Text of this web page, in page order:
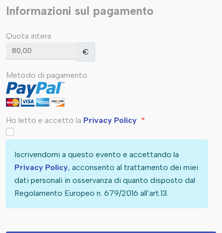
Informazioni sul pagamento
Quota intera
€
Metodo di pagamento
Ho letto e accetto la Privacy Policy *
Iscrivendomi a questo evento e accettando la
Privacy Policy, acconsento al trattamento dei miei
dati personali in osservanza di quanto disposto dal
Regolamento Europeo n. 679/2016 all’art.13.